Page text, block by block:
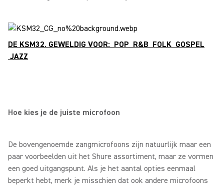
DE KSM32. GEWELDIG VOOR: POP R&B FOLK GOSPEL
JAZZ
Hoe kies je de juiste microfoon
De bovengenoemde zangmicrofoons zijn natuurlijk maar een
paar voorbeelden uit het Shure assortiment, maar ze vormen
een goed uitgangspunt. Als je het aantal opties eenmaal
beperkt hebt, merk je misschien dat ook andere microfoons